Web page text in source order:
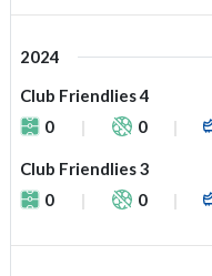
2024
Club Friendlies 4
0
0
Club Friendlies 3
0
0